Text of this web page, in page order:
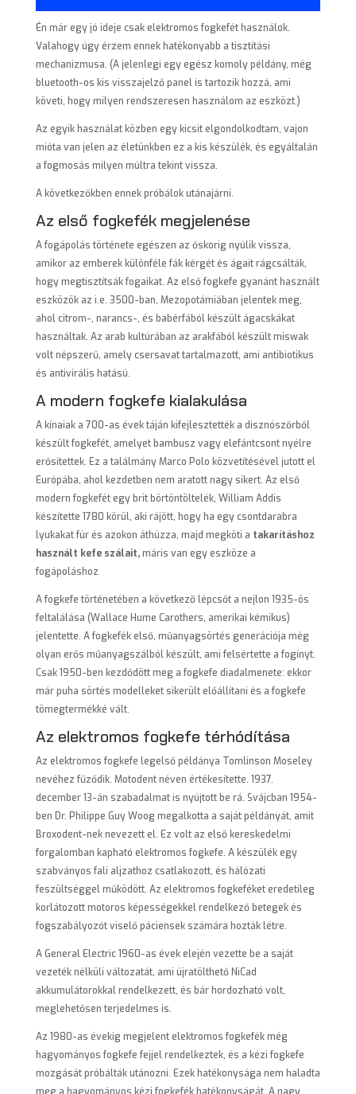
Én már egy jó ideje csak elektromos fogkefét használok.
Valahogy úgy érzem ennek hatékonyabb a tisztítási
mechanizmusa. (A jelenlegi egy egész komoly példány, még
bluetooth-os kis visszajelző panel is tartozik hozzá, ami
követi, hogy milyen rendszeresen használom az eszközt.)
Az egyik használat közben egy kicsit elgondolkodtam, vajon
mióta van jelen az életünkben ez a kis készülék, és egyáltalán
a fogmosás milyen múltra tekint vissza.
A következőkben ennek próbálok utánajárni.
Az első fogkefék megjelenése
A fogápolás története egészen az őskorig nyúlik vissza,
amikor az emberek különféle fák kérgét és ágait rágcsálták,
hogy megtisztítsák fogaikat. Az első fogkefe gyanánt használt
eszközök az i.e. 3500-ban, Mezopotámiában jelentek meg,
ahol citrom-, narancs-, és babérfából készült ágacskákat
használtak. Az arab kultúrában az arakfából készült miswak
volt népszerű, amely csersavat tartalmazott, ami antibiotikus
és antivirális hatású.
A modern fogkefe kialakulása
A kínaiak a 700-as évek táján kifejlesztették a disznószőrből
készült fogkefét, amelyet bambusz vagy elefántcsont nyélre
erősítettek. Ez a találmány Marco Polo közvetítésével jutott el
Európába, ahol kezdetben nem aratott nagy sikert. Az első
modern fogkefét egy brit börtöntöltelék, William Addis
készítette 1780 körül, aki rájött, hogy ha egy csontdarabra
lyukakat fúr és azokon áthúzza, majd megköti a takarításhoz
használt kefe szálait,máris van egy eszköze a
fogápoláshoz
A fogkefe történetében a következő lépcsőt a nejlon 1935-ös
feltalálása (Wallace Hume Carothers, amerikai kémikus)
jelentette. A fogkefék első, műanyagsörtés generációja még
olyan erős műanyagszálból készült, ami felsértette a fogínyt.
Csak 1950-ben kezdődött meg a fogkefe diadalmenete: ekkor
már puha sörtés modelleket sikerült előállítani és a fogkefe
tömegtermékké vált.
Az elektromos fogkefe térhódítása
Az elektromos fogkefe legelső példánya Tomlinson Moseley
nevéhez fűződik. Motodent néven értékesítette. 1937.
december 13-án szabadalmat is nyújtott be rá. Svájcban 1954-
ben Dr. Philippe Guy Woog megalkotta a saját példányát, amit
Broxodent-nek nevezett el. Ez volt az első kereskedelmi
forgalomban kapható elektromos fogkefe. A készülék egy
szabványos fali aljzathoz csatlakozott, és hálózati
feszültséggel működött. Az elektromos fogkeféket eredetileg
korlátozott motoros képességekkel rendelkező betegek és
fogszabályozót viselő páciensek számára hozták létre.
A General Electric 1960-as évek elején vezette be a saját
vezeték nélküli változatát, ami újratölthető NiCad
akkumulátorokkal rendelkezett, és bár hordozható volt,
meglehetősen terjedelmes is.
Az 1980-as évekig megjelent elektromos fogkefék még
hagyományos fogkefe fejjel rendelkeztek, és a kézi fogkefe
mozgását próbálták utánozni. Ezek hatékonysága nem haladta
meg a hagyományos kézi fogkefék hatékonyságát. A nagy